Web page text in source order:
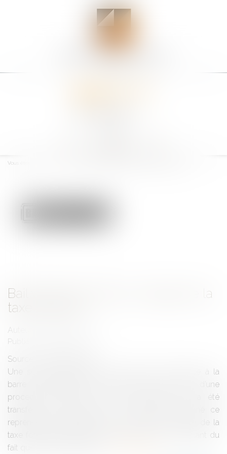
Vous êtes ici :
Bail verbal et prise en charge de la
taxe foncière
Auteur : MEDINA Jean-Luc
Publié le :
Source :
Une société avait acquis un fonds de commerce à la
barre du Tribunal de Commerce dans le cadre d’une
procédure collective. Le bail commercial lui a été
transféré sans contrat écrit. Le bailleur a assigné ce
repreneur en paiement de sommes dues au titre de la
taxe foncière des années 2014 à 2017 en se prévalant du
fait que l’ancien locataire a...